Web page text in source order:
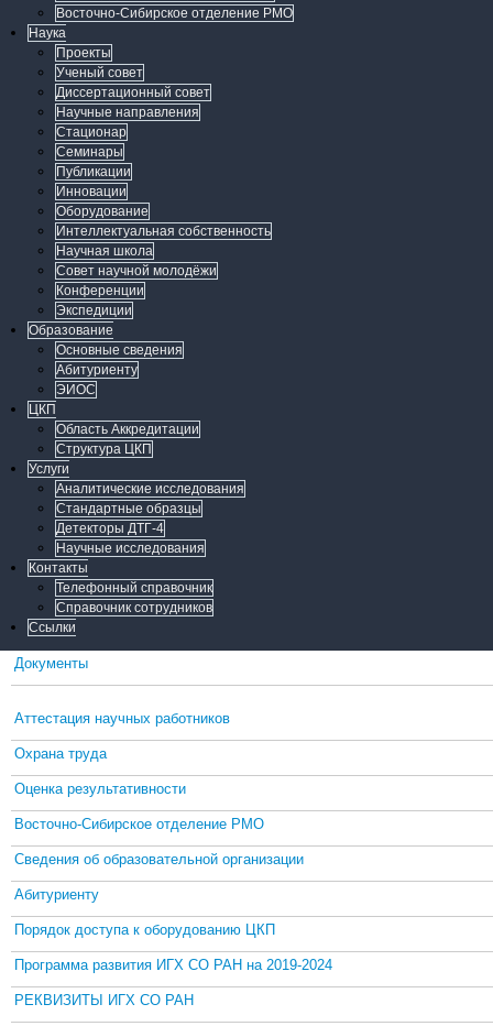
Восточно-Сибирское отделение РМО
Наука
Проекты
Ученый совет
Диссертационный совет
Научные направления
Стационар
Семинары
Публикации
Инновации
Оборудование
Интеллектуальная собственность
Научная школа
Совет научной молодёжи
Конференции
Экспедиции
Образование
Основные сведения
Абитуриенту
ЭИОС
ЦКП
Область Аккредитации
Структура ЦКП
Услуги
Аналитические исследования
Стандартные образцы
Детекторы ДТГ-4
Научные исследования
Контакты
Телефонный справочник
Справочник сотрудников
Ссылки
Документы
Аттестация научных работников
Охрана труда
Оценка результативности
Восточно-Сибирское отделение РМО
Сведения об образовательной организации
Абитуриенту
Порядок доступа к оборудованию ЦКП
Программа развития ИГХ СО РАН на 2019-2024
РЕКВИЗИТЫ ИГХ СО РАН